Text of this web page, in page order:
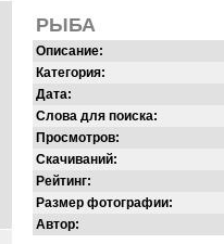
РЫБА
Описание:
Категория:
Дата:
Слова для поиска:
Просмотров:
Скачиваний:
Рейтинг:
Размер фотографии:
Автор: